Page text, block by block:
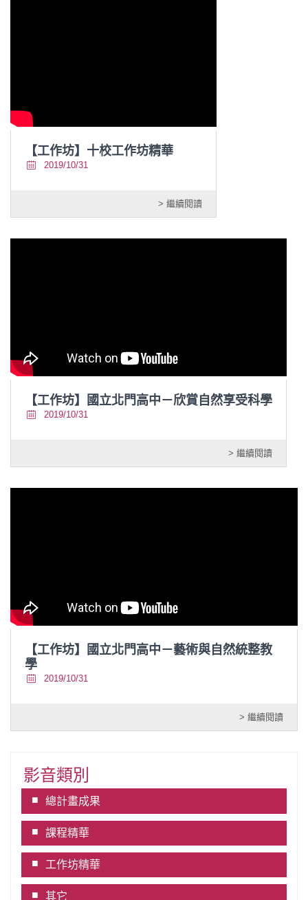
【工作坊】十校工作坊精華
2019/10/31
> 繼續閱讀
【工作坊】國立北門高中－欣賞自然享受科學
2019/10/31
> 繼續閱讀
【工作坊】國立北門高中－藝術與自然統整教
學
2019/10/31
> 繼續閱讀
影音類別
總計畫成果
課程精華
工作坊精華
其它